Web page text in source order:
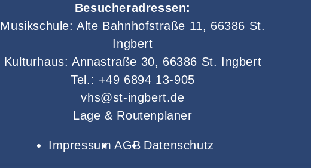
Besucheradressen:
Musikschule: Alte Bahnhofstraße 11, 66386 St.
Ingbert
Kulturhaus: Annastraße 30, 66386 St. Ingbert
Tel.: +49 6894 13-905
vhs@st-ingbert.de
Lage & Routenplaner
Impressum AGB Datenschutz